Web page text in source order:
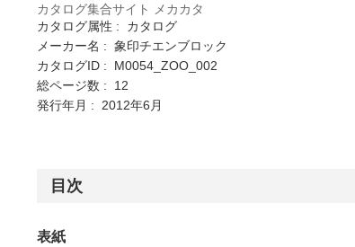
カタログ集合サイト メカカタ
カタログ属性 : カタログ
メーカー名 : 象印チエンブロック
カタログID : M0054_ZOO_002
総ページ数 : 12
発行年月 : 2012年6月
目次
表紙